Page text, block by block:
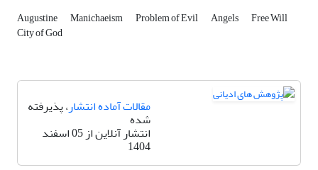
Augustine Manichaeism Problem of Evil Angels Free Will
City of God
مقالات آماده انتشار، پذیرفته
شده
انتشار آنلاین از 05 اسفند
1404